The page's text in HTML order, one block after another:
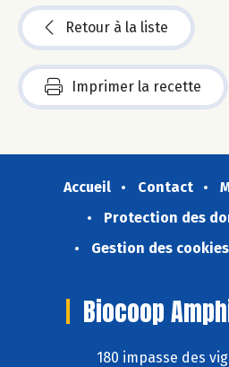
Retour à la liste
Imprimer la recette
Accueil Contact
Protection des
Gestion des cookies
Biocoop
180 impasse des